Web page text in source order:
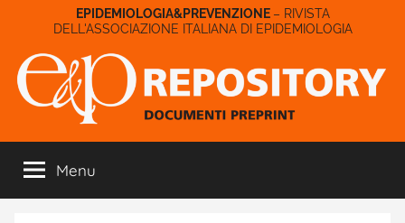
contenuto
– RIVISTA
DELL'ASSOCIAZIONE ITALIANA DI EPIDEMIOLOGIA
E&P
Repository
Menu